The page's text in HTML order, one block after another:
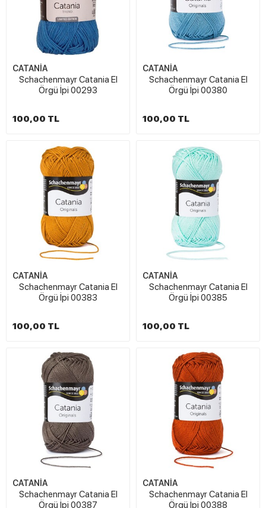
CATANİA
Schachenmayr Catania El
Örgü İpi 00293
100,00 TL
CATANİA
Schachenmayr Catania El
Örgü İpi 00380
100,00 TL
CATANİA
Schachenmayr Catania El
Örgü İpi 00383
100,00 TL
CATANİA
Schachenmayr Catania El
Örgü İpi 00385
100,00 TL
CATANİA
Schachenmayr Catania El
Örgü İpi 00387
CATANİA
Schachenmayr Catania El
Örgü İpi 00388